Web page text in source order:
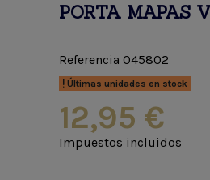
PORTA MAPAS
Referencia 045802
Últimas unidades en stock
12,95 €
Impuestos incluidos